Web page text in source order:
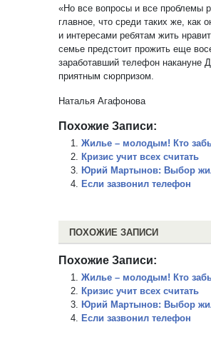
«Но все вопросы и все проблемы
главное, что среди таких же,
и интересами ребятам жить
семье предстоит прожить еще
заработавший телефон накануне
приятным сюрпризом.
Наталья Агафонова
Похожие Записи:
Жилье – молодым! Кто
Кризис учит всех считать
Юрий Мартынов: Выбор
Если зазвонил телефон
ПОХОЖИЕ ЗАПИСИ
Похожие Записи:
Жилье – молодым! Кто
Кризис учит всех считать
Юрий Мартынов: Выбор
Если зазвонил телефон